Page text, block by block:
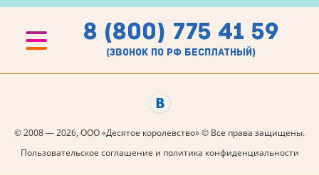
8 (800) 775 41 59
(звонок по рф бесплатный)
© 2008 — 2026, ООО «Десятое королевство» © Все права защищены.
Пользовательское соглашение и политика конфиденциальности